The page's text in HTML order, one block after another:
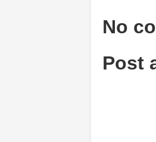
No
Post